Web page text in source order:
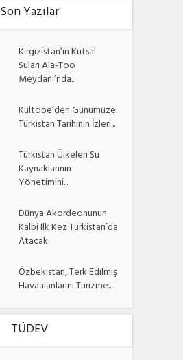
Son Yazılar
Kırgızistan’ın Kutsal
Suları Ala-Too
Meydanı’nda...
Kültöbe’den Günümüze:
Türkistan Tarihinin İzleri...
Türkistan Ülkeleri Su
Kaynaklarının
Yönetimini...
Dünya Akordeonunun
Kalbi Ilk Kez Türkistan’da
Atacak
Özbekistan, Terk Edilmiş
Havaalanlarını Turizme...
TÜDEV